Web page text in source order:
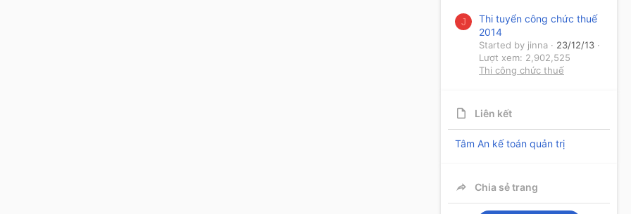
J
Thi tuyển công chức thuế
2014
Started by jinna
23/12/13
Lượt xem: 2,902,525
Thi công chức thuế
Liên kết
Tâm An kế toán quản trị
Chia sẻ trang